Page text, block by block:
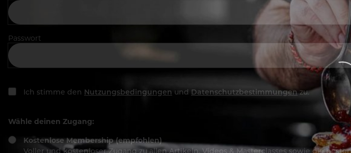
Passwort
Ich stimme den Nutzungsbedingungen und Datenschutzbestimmungen zu.
Wähle deinen Zugang:
Kostenlose Membership (empfohlen)
Voller und kostenloser Zugang zu allen Artikeln, Videos & Masterclasses sowie die